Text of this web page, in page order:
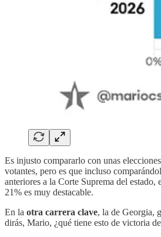
Es injusto compararlo con unas
votantes, pero es que incluso
anteriores a la Corte Suprema del
21% es muy destacable.
En la otra carrera clave, la de Georgia,
dirás, Mario, ¿qué tiene esto de victoria